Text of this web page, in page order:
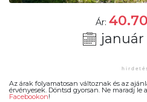
Ár:
január
Az árak folyamatosan változnak és az
érvényesek. Döntsd gyorsan. Ne maradj
Facebookon!